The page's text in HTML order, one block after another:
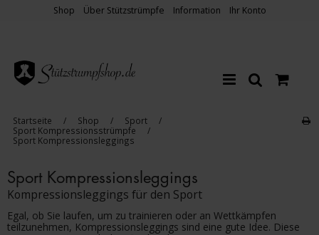
Shop Über Stützstrümpfe Information Ihr Konto
Startseite / Shop / Sport
/
Sport Kompressionsstrümpfe
/
Sport Kompressionsleggings
Sport Kompressionsleggings
Kompressionsleggings für den Sport
Egal, ob Sie laufen, um zu trainieren oder an Wettkämpfen
teilzunehmen, Kompressionsleggings sind eine gute Idee. Diese